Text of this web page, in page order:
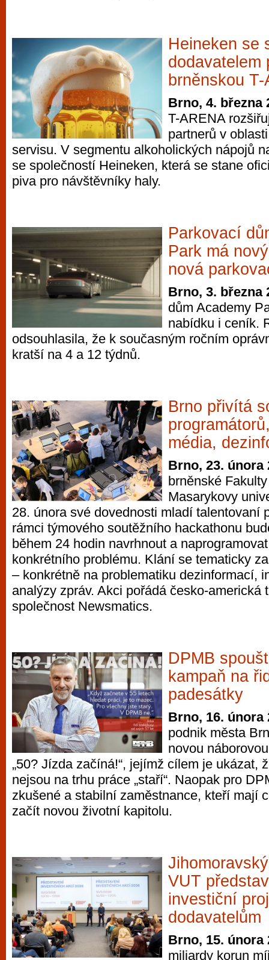
Heineken se
dodavatelem
brněnskou
Brno, 4. března
T-ARENA
partnerů v
servisu. V segmentu alkoholických nápojů
se společností Heineken, která se stane
piva pro návštěvníky haly.
Parkovací
Park má
nová
Brno, 3. března
dům Academy
nabídku i ceník.
odsouhlasila, že k současným ročním
kratší na 4 a 12 týdnů.
Brno přivítá
média,
Brno, 23. února
brněnské
Masarykovy
28. února své dovednosti mladí talentovaní
rámci týmového soutěžního hackathonu
během 24 hodin navrhnout a
konkrétního problému. Klání se tematicky
– konkrétně na problematiku dezinformací,
analýzy zpráv. Akci pořádá česko-americká
společnost Newsmatics.
DPMB
kampaň na
padesátky
Brno, 16. února
podnik města
novou
„50? Jízda začíná!“, jejímž cílem je ukázat,
nejsou na trhu práce „staří“. Naopak pro
zkušené a stabilní zaměstnance, kteří mají
začít novou životní kapitolu.
VUT
investiční
dodavatelům
Brno, 15. února
miliardy korun